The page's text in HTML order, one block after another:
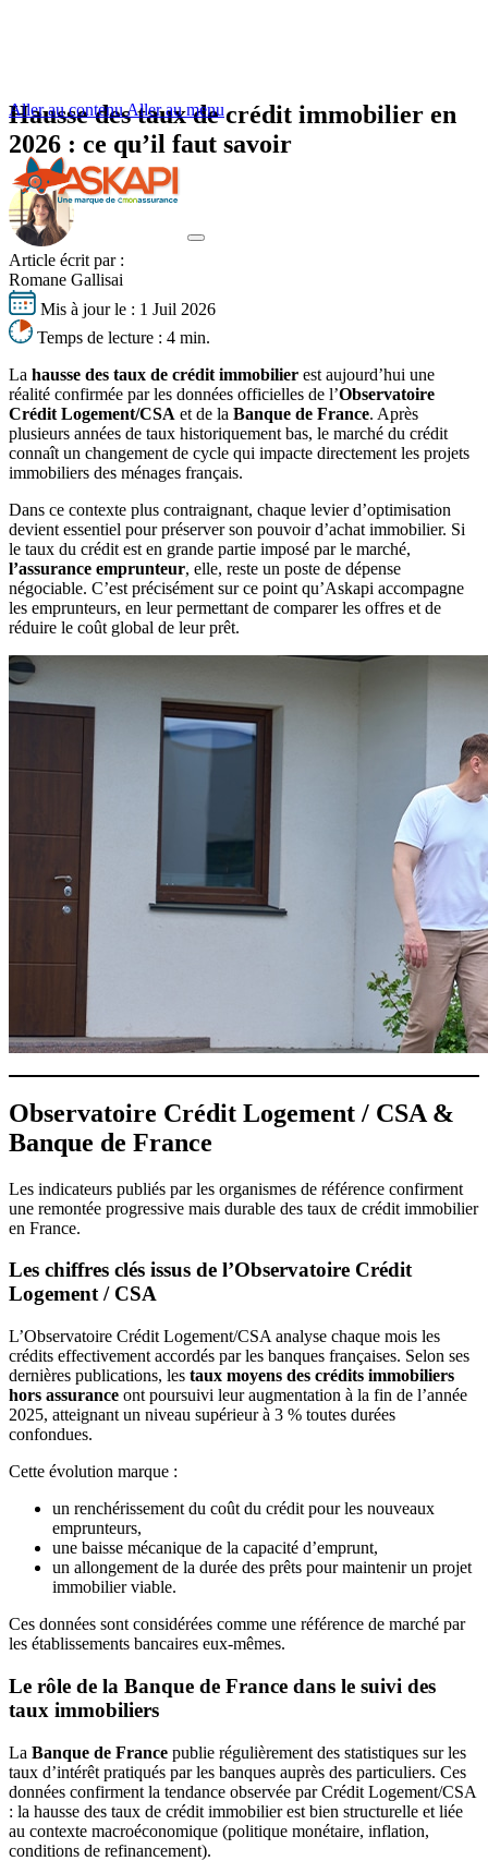
Aller au contenuAller au menu
Votre profil
Votre profil
Seniors
Jeunes emprunteurs
Cadres supérieurs
Fonctionnaires
Professions à risques
Risques aggravés de santé
Obtenir un tarif
Nos experts basés à Lyon vous
accompagnent
ne assurance emprunteur
adaptée à votre profil
Changer d’assurance emprunteur
Délégation assurance emprunteur
Résilier son assurance emprunteur
Comparer les assurances emprunteur
Bien négocier son assurance de prêt
Obtenir un tarif
Nos experts basés à Lyon vous
accompagnent
Réduire le coût de votre
assurance de prêt
Obtenir un tarif
S'informer
S'informer
Dernières actualités
La loi Lemoine
Équivalence de garanties
Quotité d’assurance de prêt
Barème des taux
Coût assurance emprunteur
Obtenir un tarif
Nos experts basés à Lyon vous
accompagnent
Tout savoir sur l'assurance de
prêt
Obtenir un tarif
Nos experts basés à Lyon vous accompagnent
Tout savoir sur l'assurance de prêt
Obtenir un tarif
Hausse des taux de crédit immobilier en
2026 : ce qu’il faut savoir
Article écrit par :
Romane Gallisai
Mis à jour le : 1 Juil 2026
Temps de lecture : 4 min.
La hausse des taux de crédit immobilier est aujourd’hui une
réalité confirmée par les données officielles de l’Observatoire
Crédit Logement/CSA et de la Banque de France. Après
plusieurs années de taux historiquement bas, le marché du crédit
connaît un changement de cycle qui impacte directement les projets
immobiliers des ménages français.
Dans ce contexte plus contraignant, chaque levier d’optimisation
devient essentiel pour préserver son pouvoir d’achat immobilier. Si
le taux du crédit est en grande partie imposé par le marché,
l’assurance emprunteur, elle, reste un poste de dépense
négociable. C’est précisément sur ce point qu’Askapi accompagne
les emprunteurs, en leur permettant de comparer les offres et de
réduire le coût global de leur prêt.
Observatoire Crédit Logement / CSA &
Banque de France
Les indicateurs publiés par les organismes de référence confirment
une remontée progressive mais durable des taux de crédit immobilier
en France.
Les chiffres clés issus de l’Observatoire Crédit
Logement / CSA
L’Observatoire Crédit Logement/CSA analyse chaque mois les
crédits effectivement accordés par les banques françaises. Selon ses
dernières publications, les taux moyens des crédits immobiliers
hors assurance ont poursuivi leur augmentation à la fin de l’année
2025, atteignant un niveau supérieur à 3 % toutes durées
confondues.
Cette évolution marque :
un renchérissement du coût du crédit pour les nouveaux
emprunteurs,
une baisse mécanique de la capacité d’emprunt,
un allongement de la durée des prêts pour maintenir un projet
immobilier viable.
Ces données sont considérées comme une référence de marché par
les établissements bancaires eux-mêmes.
Le rôle de la Banque de France dans le suivi des
taux immobiliers
La Banque de France publie régulièrement des statistiques sur les
taux d’intérêt pratiqués par les banques auprès des particuliers. Ces
données confirment la tendance observée par Crédit Logement/CSA
: la hausse des taux de crédit immobilier est bien structurelle et liée
au contexte macroéconomique (politique monétaire, inflation,
conditions de refinancement).